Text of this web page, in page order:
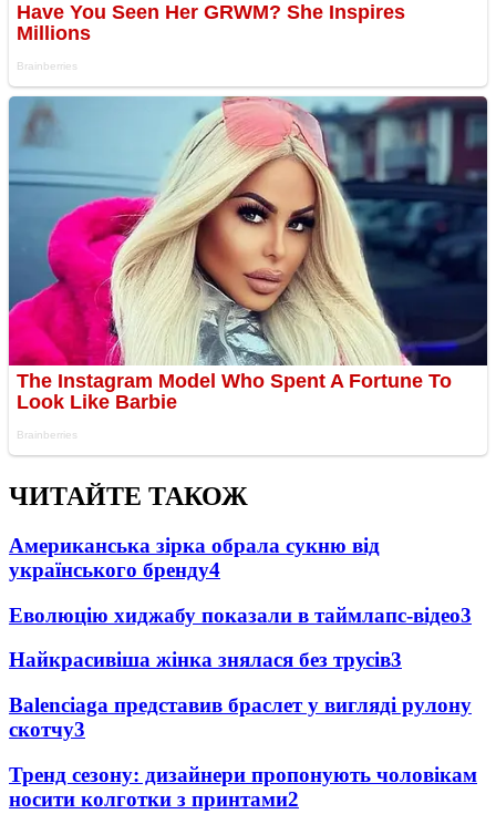
ЧИТАЙТЕ ТАКОЖ
Американська зірка обрала сукню від
українського бренду4
Еволюцію хиджабу показали в таймлапс-відео3
Найкрасивіша жінка знялася без трусів3
Balenciaga представив браслет у вигляді рулону
скотчу3
Тренд сезону: дизайнери пропонують чоловікам
носити колготки з принтами2